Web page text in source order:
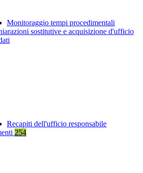
Monitoraggio tempi procedimentali
sostitutive e acquisizione d'ufficio
Recapiti dell'ufficio responsabile
254